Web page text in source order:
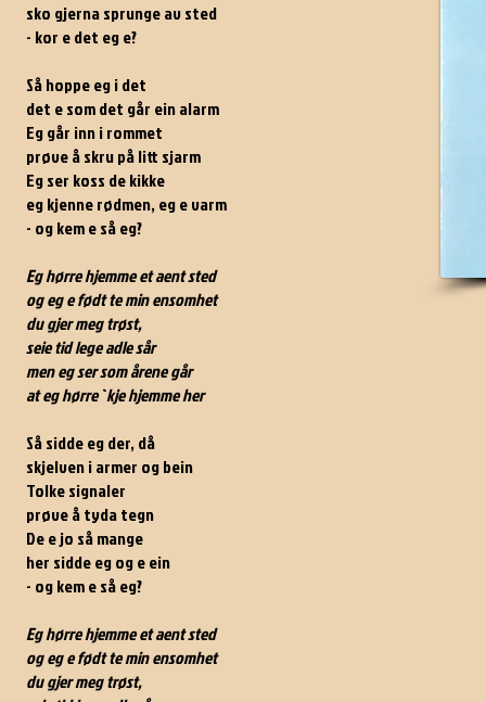
sko gjerna sprunge av sted
- kor e det eg e?
Så hoppe eg i det
det e som det går ein alarm
Eg går inn i rommet
prøve å skru på litt sjarm
Eg ser koss de kikke
eg kjenne rødmen, eg e varm
- og kem e så eg?
Eg hørre hjemme et aent sted
og eg e født te min ensomhet
du gjer meg trøst,
seie tid lege adle sår
men eg ser som årene går
at eg hørre`kje hjemme her
Så sidde eg der, då
skjelven i armer og bein
Tolke signaler
prøve å tyda tegn
De e jo så mange
her sidde eg og e ein
- og kem e så eg?
Eg hørre hjemme et aent sted
og eg e født te min ensomhet
du gjer meg trøst,